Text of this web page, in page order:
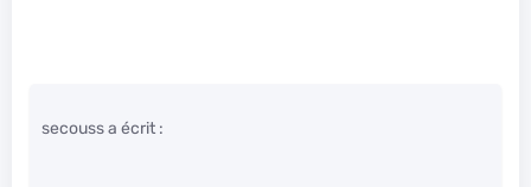
secouss a écrit :